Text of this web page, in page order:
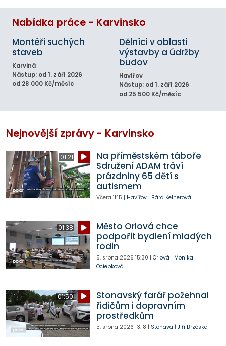
Nabídka práce - Karvinsko
Montéři suchých
staveb
Karviná
Nástup: od 1. září 2026
od 28 000 Kč/měsíc
Dělníci v oblasti
výstavby a údržby
budov
Havířov
Nástup: od 1. září 2026
od 25 500 Kč/měsíc
Nejnovější zprávy - Karvinsko
01:21
Na příměstském táboře
Sdružení ADAM tráví
prázdniny 65 dětí s
autismem
Včera 11:15 | Havířov| Bára Kelnerová
01:38
Město Orlová chce
podpořit bydlení mladých
rodin
5. srpna 2026 15:30 | Orlová | Monika
Ociepková
01:50
Stonavský farář požehnal
řidičům i dopravním
prostředkům
5. srpna 2026 13:18 | Stonava | Jiří Brzóska